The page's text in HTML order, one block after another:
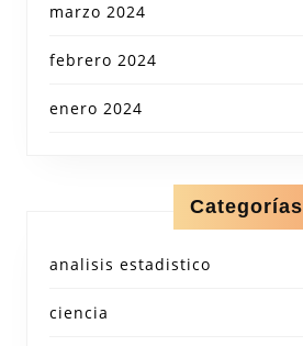
marzo 2024
febrero 2024
enero 2024
Categorías
analisis estadistico
ciencia